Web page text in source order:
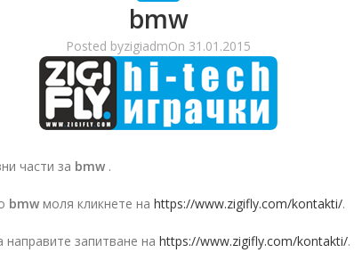
bmw
Posted byzigiadmOn 31.01.2015
части за bmw .
bmw моля кликнете на https://www.zigifly.com/kontakti/.
запитване на https://www.zigifly.com/kontakti/.